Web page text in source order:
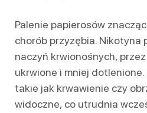
Palenie papierosów
chorób przyzębia. Nikotyna
naczyń krwionośnych,
ukrwione i mniej
takie jak krwawienie czy
widoczne, co utrudnia